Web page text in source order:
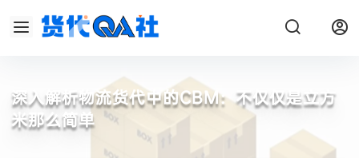
深入解析物流货代中的CBM：不仅仅是立方
米那么简单